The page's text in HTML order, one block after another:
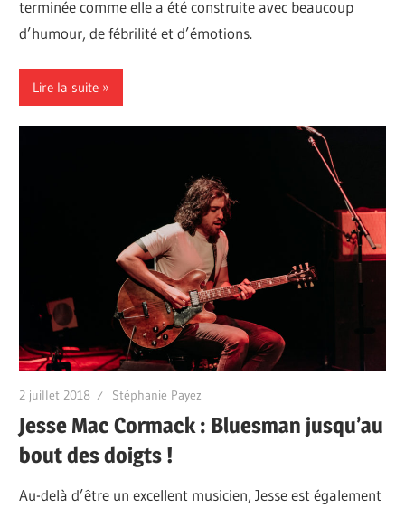
terminée comme elle a été construite avec beaucoup
d’humour, de fébrilité et d’émotions.
Lire la suite
2 juillet 2018 Stéphanie Payez
Jesse Mac Cormack : Bluesman jusqu’au
bout des doigts !
Au-delà d’être un excellent musicien, Jesse est également